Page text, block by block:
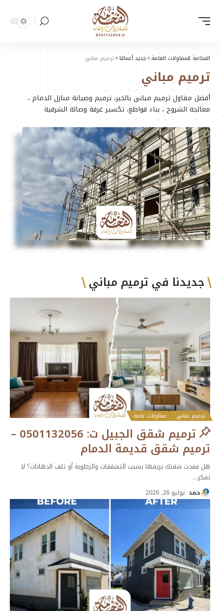
الفخامة للمقاولات العامة>جديد أعمالنا>ترميم مباني
ترميم مباني
أفضل مقاول ترميم مباني بالخبر، ترميم وصيانة منازل الدمام ،
معالجة الشروخ ، بناء قواطع، تكسير غرفة وصالة الشرقية
جديدنا في ترميم مباني
ترميم مباني مقاولات عامة
ترميم شقق الجبيل ت: 0501132056 –
ترميم شقق قديمة الدمام
هل فقدت شقتك بريقها بسبب التشققات والرطوبة أو تلف الدهانات؟ لا
تفكر…
حمد يوليو 26, 2026